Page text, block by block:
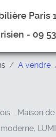
Paris
- 09
A vendre
- Maison